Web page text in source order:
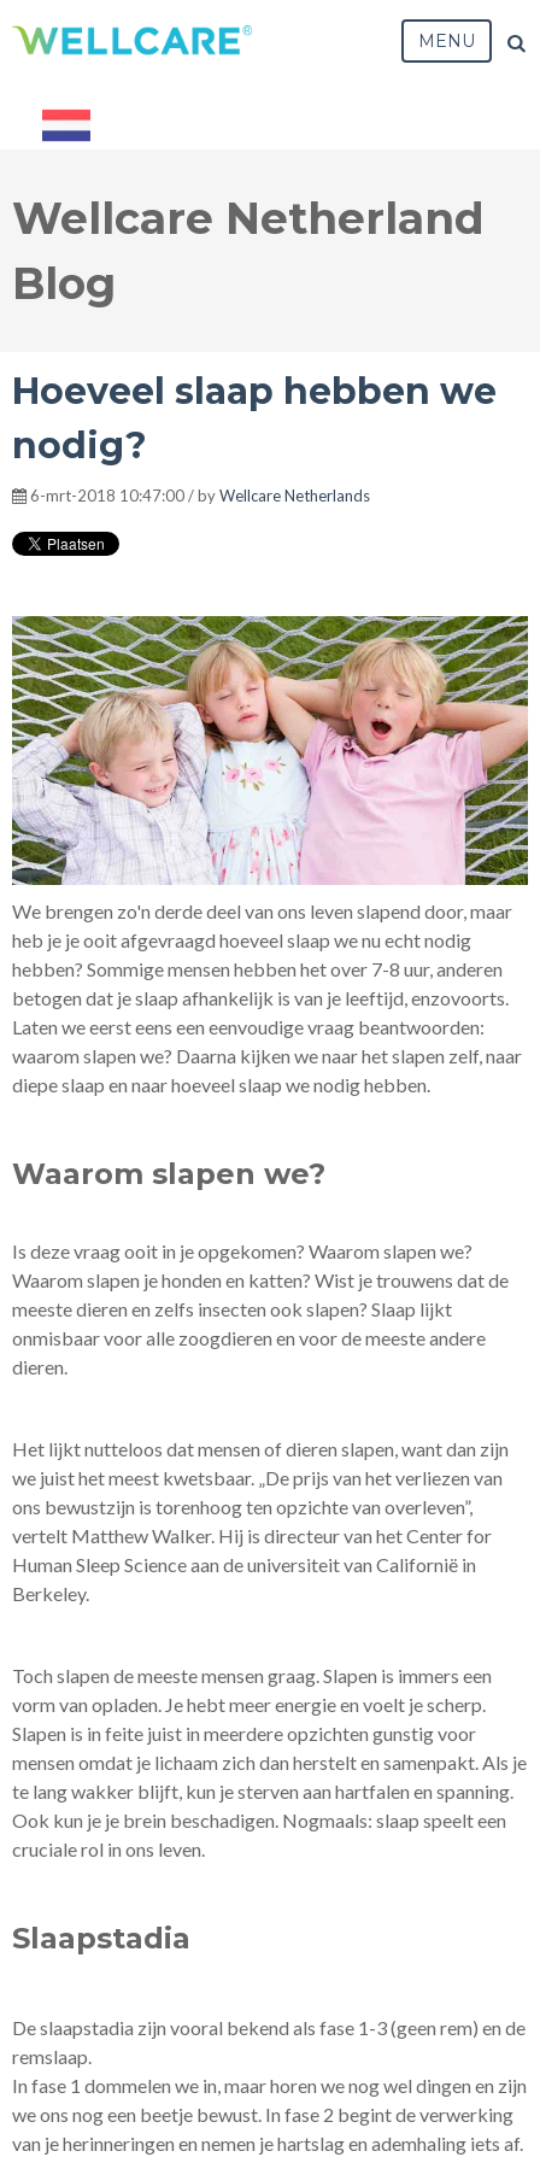
MENU
Wellcare Netherland
Blog
Hoeveel slaap hebben we
nodig?
6-mrt-2018 10:47:00 / byWellcare Netherlands
We brengen zo'n derde deel van ons leven slapend door, maar
heb je je ooit afgevraagd hoeveel slaap we nu echt nodig
hebben? Sommige mensen hebben het over 7-8 uur, anderen
betogen dat je slaap afhankelijk is van je leeftijd, enzovoorts.
Laten we eerst eens een eenvoudige vraag beantwoorden:
waarom slapen we? Daarna kijken we naar het slapen zelf, naar
diepe slaap en naar hoeveel slaap we nodig hebben.
Waarom slapen we?
Is deze vraag ooit in je opgekomen? Waarom slapen we?
Waarom slapen je honden en katten? Wist je trouwens dat de
meeste dieren en zelfs insecten ook slapen? Slaap lijkt
onmisbaar voor alle zoogdieren en voor de meeste andere
dieren.
Het lijkt nutteloos dat mensen of dieren slapen, want dan zijn
we juist het meest kwetsbaar. „De prijs van het verliezen van
ons bewustzijn is torenhoog ten opzichte van overleven”,
vertelt Matthew Walker. Hij is directeur van het Center for
Human Sleep Science aan de universiteit van Californië in
Berkeley.
Toch slapen de meeste mensen graag. Slapen is immers een
vorm van opladen. Je hebt meer energie en voelt je scherp.
Slapen is in feite juist in meerdere opzichten gunstig voor
mensen omdat je lichaam zich dan herstelt en samenpakt. Als je
te lang wakker blijft, kun je sterven aan hartfalen en spanning.
Ook kun je je brein beschadigen. Nogmaals: slaap speelt een
cruciale rol in ons leven.
Slaapstadia
De slaapstadia zijn vooral bekend als fase 1-3 (geen rem) en de
remslaap.
In fase 1 dommelen we in, maar horen we nog wel dingen en zijn
we ons nog een beetje bewust. In fase 2 begint de verwerking
van je herinneringen en nemen je hartslag en ademhaling iets af.